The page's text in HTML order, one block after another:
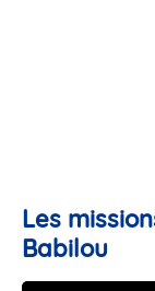
Les
Babilou